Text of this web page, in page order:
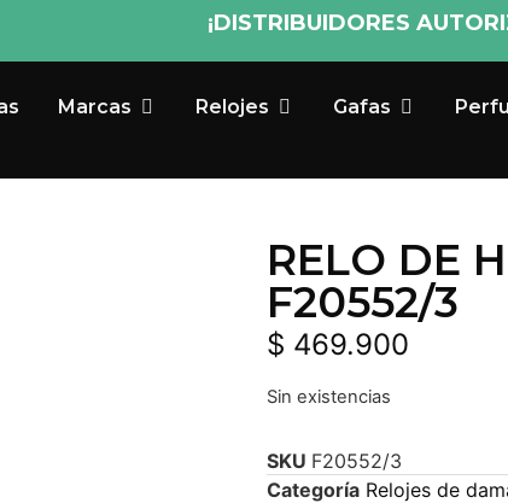
¡DISTRIBUIDORES
Marcas Relojes Gafas
RELO DE
F20552/3
$ 469.900
Sin existencias
SKU F20552/3
Categoría Relojes de